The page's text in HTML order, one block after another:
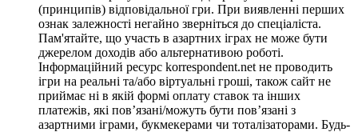
(принципів) відповідальної гри. При виявленні перших
ознак залежності негайно зверніться до спеціаліста.
Пам'ятайте, що участь в азартних іграх не може бути
джерелом доходів або альтернативою роботі.
Інформаційний ресурс korrespondent.net не проводить
ігри на реальні та/або віртуальні гроші, також сайт не
приймає ні в якій формі оплату ставок та інших
платежів, які пов’язані/можуть бути пов’язані з
азартними іграми, букмекерами чи тоталізаторами. Будь-